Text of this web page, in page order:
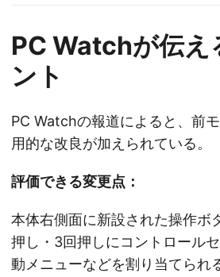
PC Watchが伝え
ント
PC Watchの報道によると、前
用的な改良が加えられている。
評価できる変更点：
本体右側面に新設された操作ボ
押し・3回押しにコントロール
動メニューなどを割り当てられ